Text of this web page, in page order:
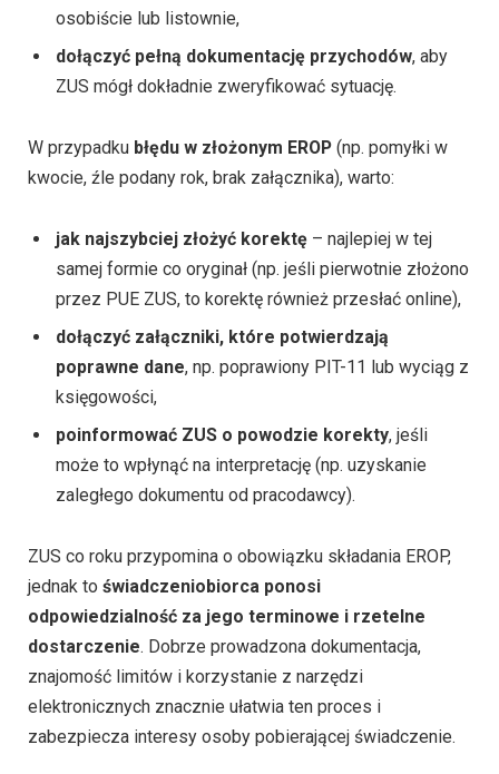
osobiście lub listownie,
dołączyć pełną dokumentację przychodów, aby
ZUS mógł dokładnie zweryfikować sytuację.
W przypadku błędu w złożonym EROP (np. pomyłki w
kwocie, źle podany rok, brak załącznika), warto:
jak najszybciej złożyć korektę – najlepiej w tej
samej formie co oryginał (np. jeśli pierwotnie złożono
przez PUE ZUS, to korektę również przesłać online),
dołączyć załączniki, które potwierdzają
poprawne dane, np. poprawiony PIT-11 lub wyciąg z
księgowości,
poinformować ZUS o powodzie korekty, jeśli
może to wpłynąć na interpretację (np. uzyskanie
zaległego dokumentu od pracodawcy).
ZUS co roku przypomina o obowiązku składania EROP,
jednak to świadczeniobiorca ponosi
odpowiedzialność za jego terminowe i rzetelne
dostarczenie. Dobrze prowadzona dokumentacja,
znajomość limitów i korzystanie z narzędzi
elektronicznych znacznie ułatwia ten proces i
zabezpiecza interesy osoby pobierającej świadczenie.